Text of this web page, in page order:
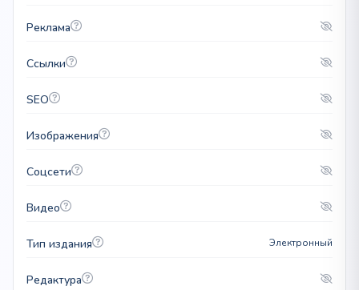
Реклама
Ссылки
SEO
Изображения
Соцсети
Видео
Тип издания Электронный
Редактура